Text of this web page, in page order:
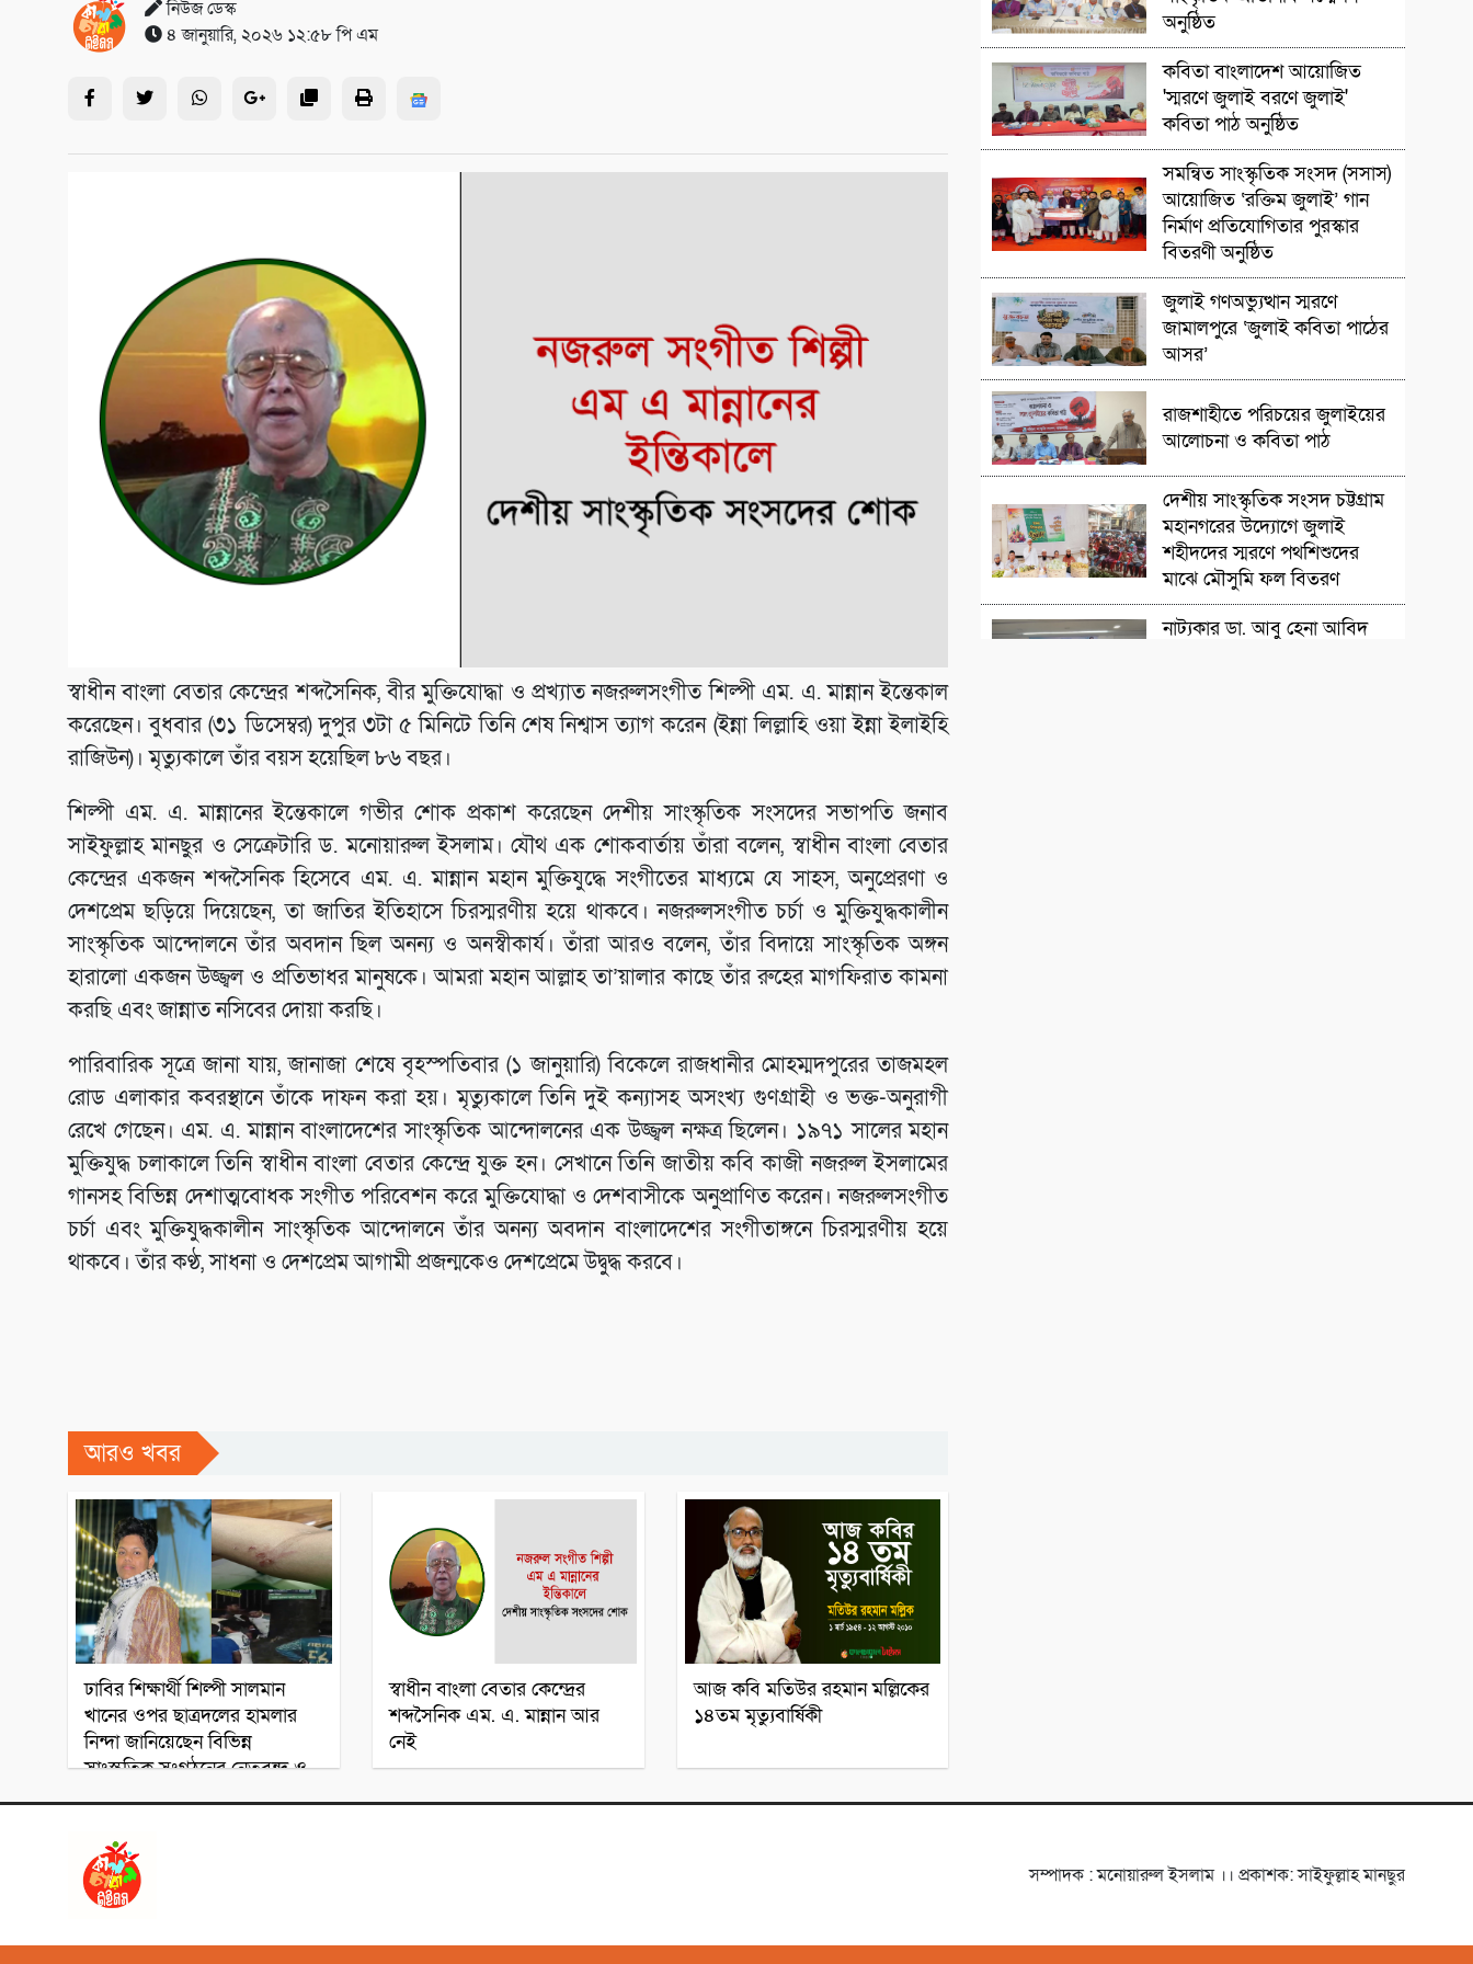
নিউজ ডেস্ক
৪ জানুয়ারি, ২০২৬ ১২:৫৮ পি এম
স্বাধীন বাংলা বেতার কেন্দ্রের শব্দসৈনিক, বীর মুক্তিযোদ্ধা ও প্রখ্যাত নজরুলসংগীত শিল্পী এম. এ. মান্নান ইন্তেকাল
করেছেন। বুধবার (৩১ ডিসেম্বর) দুপুর ৩টা ৫ মিনিটে তিনি শেষ নিশ্বাস ত্যাগ করেন (ইন্না লিল্লাহি ওয়া ইন্না ইলাইহি
রাজিউন)। মৃত্যুকালে তাঁর বয়স হয়েছিল ৮৬ বছর।
শিল্পী এম. এ. মান্নানের ইন্তেকালে গভীর শোক প্রকাশ করেছেন দেশীয় সাংস্কৃতিক সংসদের সভাপতি জনাব
সাইফুল্লাহ মানছুর ও সেক্রেটারি ড. মনোয়ারুল ইসলাম। যৌথ এক শোকবার্তায় তাঁরা বলেন, স্বাধীন বাংলা বেতার
কেন্দ্রের একজন শব্দসৈনিক হিসেবে এম. এ. মান্নান মহান মুক্তিযুদ্ধে সংগীতের মাধ্যমে যে সাহস, অনুপ্রেরণা ও
দেশপ্রেম ছড়িয়ে দিয়েছেন, তা জাতির ইতিহাসে চিরস্মরণীয় হয়ে থাকবে। নজরুলসংগীত চর্চা ও মুক্তিযুদ্ধকালীন
সাংস্কৃতিক আন্দোলনে তাঁর অবদান ছিল অনন্য ও অনস্বীকার্য। তাঁরা আরও বলেন, তাঁর বিদায়ে সাংস্কৃতিক অঙ্গন
হারালো একজন উজ্জ্বল ও প্রতিভাধর মানুষকে। আমরা মহান আল্লাহ তা’য়ালার কাছে তাঁর রুহের মাগফিরাত কামনা
করছি এবং জান্নাত নসিবের দোয়া করছি।
পারিবারিক সূত্রে জানা যায়, জানাজা শেষে বৃহস্পতিবার (১ জানুয়ারি) বিকেলে রাজধানীর মোহম্মদপুরের তাজমহল
রোড এলাকার কবরস্থানে তাঁকে দাফন করা হয়। মৃত্যুকালে তিনি দুই কন্যাসহ অসংখ্য গুণগ্রাহী ও ভক্ত-অনুরাগী
রেখে গেছেন। এম. এ. মান্নান বাংলাদেশের সাংস্কৃতিক আন্দোলনের এক উজ্জ্বল নক্ষত্র ছিলেন। ১৯৭১ সালের মহান
মুক্তিযুদ্ধ চলাকালে তিনি স্বাধীন বাংলা বেতার কেন্দ্রে যুক্ত হন। সেখানে তিনি জাতীয় কবি কাজী নজরুল ইসলামের
গানসহ বিভিন্ন দেশাত্মবোধক সংগীত পরিবেশন করে মুক্তিযোদ্ধা ও দেশবাসীকে অনুপ্রাণিত করেন। নজরুলসংগীত
চর্চা এবং মুক্তিযুদ্ধকালীন সাংস্কৃতিক আন্দোলনে তাঁর অনন্য অবদান বাংলাদেশের সংগীতাঙ্গনে চিরস্মরণীয় হয়ে
থাকবে। তাঁর কণ্ঠ, সাধনা ও দেশপ্রেম আগামী প্রজন্মকেও দেশপ্রেমে উদ্বুদ্ধ করবে।
আরও খবর
ঢাবির শিক্ষার্থী শিল্পী সালমান
খানের ওপর ছাত্রদলের হামলার
নিন্দা জানিয়েছেন বিভিন্ন
সাংস্কৃতিক সংগঠনের নেতৃবৃন্দ ও
স্বাধীন বাংলা বেতার কেন্দ্রের
শব্দসৈনিক এম. এ. মান্নান আর
নেই
আজ কবি মতিউর রহমান মল্লিকের
১৪তম মৃত্যুবার্ষিকী
অনুষ্ঠিত
সাংস্কৃৃতিক অনুষ্ঠান
কবিতা বাংলাদেশ আয়োজিত
'স্মরণে জুলাই বরণে জুলাই'
কবিতা পাঠ অনুষ্ঠিত
সমন্বিত সাংস্কৃতিক সংসদ (সসাস)
আয়োজিত ‘রক্তিম জুলাই’ গান
নির্মাণ প্রতিযোগিতার পুরস্কার
বিতরণী অনুষ্ঠিত
সাংস্কৃতিক প্রতিষ্ঠান
জুলাই গণঅভ্যুত্থান স্মরণে
জামালপুরে ‘জুলাই কবিতা পাঠের
আসর’
সাংস্কৃতিক প্রতিষ্ঠান
রাজশাহীতে পরিচয়ের জুলাইয়ের
আলোচনা ও কবিতা পাঠ
দেশীয় সাংস্কৃতিক সংসদ চট্টগ্রাম
মহানগরের উদ্যোগে জুলাই
শহীদদের স্মরণে পথশিশুদের
মাঝে মৌসুমি ফল বিতরণ
চলচ্চিত্রজন
নাট্যকার ডা. আবু হেনা আবিদ
সম্পাদক : মনোয়ারুল ইসলাম ।। প্রকাশক: সাইফুল্লাহ মানছুর